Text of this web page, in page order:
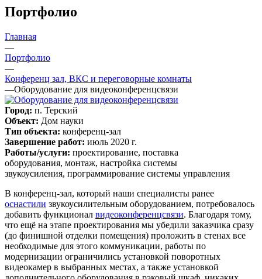
Портфолио
Главная
—
Портфолио
—
Конференц зал, ВКС и переговорные комнаты
—Оборудование для видеоконференцсвязи
Город: п. Терский
Объект: Дом науки
Тип объекта: конференц-зал
Завершение работ: июль 2020 г.
Работы/услуги: проектирование, поставка
оборудования, монтаж, настройка системы
звукоусиления, программирование системы управления
В конференц-зал, который наши специалисты ранее
оснастили звукоусилительным оборудованием, потребовалось
добавить функционал видеоконференцсвязи. Благодаря тому,
что ещё на этапе проектирования мы убедили заказчика сразу
(до финишной отделки помещения) проложить в стенах все
необходимые для этого коммуникации, работы по
модернизации ограничились установкой поворотных
видеокамер в выбранных местах, а также установкой